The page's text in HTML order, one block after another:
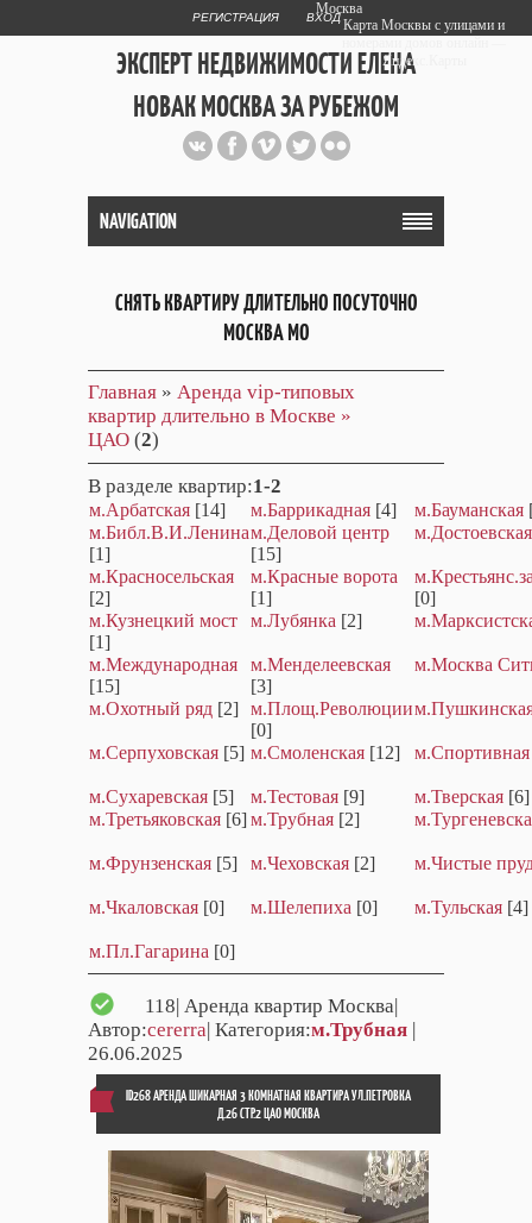
РЕГИСТРАЦИЯ ВХОД
ЭКСПЕРТ НЕДВИЖИМОСТИ ЕЛЕНА
НОВАК МОСКВА ЗА РУБЕЖОМ
Публичный сайт эксперта автора
web дизайнера+7 903 708 1884
NAVIGATION
СНЯТЬ КВАРТИРУ ДЛИТЕЛЬНО ПОСУТОЧНО
МОСКВА МО
Главная » Аренда vip-типовых
квартир длительно в Москве »
ЦАО (2)
В разделе квартир:1-2
м.Арбатская [14] м.Баррикадная [4] м.Бауманская
м.Библ.В.И.Ленина
[1]
м.Деловой центр
[15]
м.Достоевская
м.Красносельская
[2]
м.Красные ворота
[1]
[0]
м.Кузнецкий мост
[1]
м.Лубянка [2]
м.Международная
[15]
м.Менделеевская
[3]
м.Москва
м.Охотный ряд [2] м.Площ.Революции
[0]
м.Серпуховская [5] м.Смоленская [12] м.Спортивная
м.Сухаревская [5] м.Тестовая [9] м.Тверская [6]
м.Третьяковская [6]м.Трубная [2]
м.Фрунзенская [5] м.Чеховская [2] м.Чистые
м.Чкаловская [0] м.Шелепиха [0] м.Тульская [4]
м.Пл.Гагарина [0]
118| Аренда квартир Москва|
Автор:cererra| Категория:м.Трубная |
26.06.2025
ID268 АРЕНДА ШИКАРНАЯ 3 КОМНАТНАЯ КВАРТИРА УЛ.ПЕТРОВКА
Д.26 СТР.2 ЦАО МОСКВА
Москва
Карта Москвы с улицами и
Яндекс.Карты